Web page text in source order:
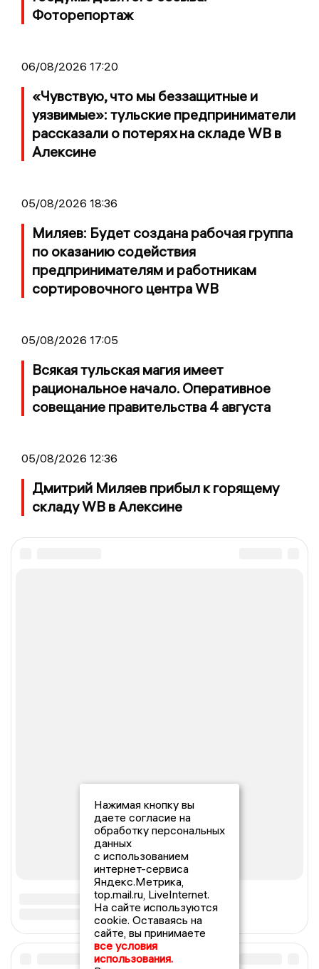
Фоторепортаж
06/08/2026 17:20
«Чувствую, что мы беззащитные и
уязвимые»: тульские предприниматели
рассказали о потерях на складе WB в
Алексине
05/08/2026 18:36
Миляев: Будет создана рабочая группа
по оказанию содействия
предпринимателям и работникам
сортировочного центра WB
05/08/2026 17:05
Всякая тульская магия имеет
рациональное начало. Оперативное
совещание правительства 4 августа
05/08/2026 12:36
Дмитрий Миляев прибыл к горящему
складу WB в Алексине
Нажимая кнопку вы
даете согласие на
обработку персональных
данных
с использованием
интернет-сервиса
Яндекс.Метрика,
top.mail.ru, LiveInternet.
На сайте используются
cookie. Оставаясь на
сайте, вы принимаете
все условия
использования.